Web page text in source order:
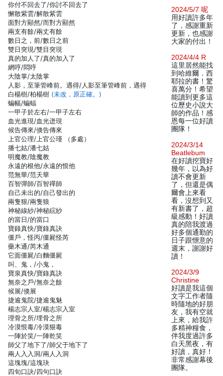
你付不回去了/你討不回去了
懈散紫雲/解散紫雲
面對方顯然/而對方顯然
兩支有餘/兩丈有餘
數日之，前/數日之前
雙日突現/雙目突現
真的加人了/真的加入了
網哼/悶哼
大陰掌/太陰掌
人影，至筆管峰前。遇得/人影至筆管峰前，遇得
白楊樹/柏楊樹 (未改，原正確。)
蝙幅/蝙蝠
一甲子於左右/一甲子左右
血光進現/血光迸現
候告傳來/倏告傳來
上官公理/上官公瑾 （多處）
播七姑/潘七姑
明魔教/陰魔教
永遠的根他/永遠的恨他
范無華/范天華
百智彈師/百智禪師
自己未出的/自己發出的
兩隻狠/兩隻狼
神秘線紗/神秘綄紗
的當日/的當口
寶錄真快/寶錄真訣
僵戶，怪丙/僵屍怪芮
藥木通/芮木通
它面僵屍/白麵僵屍
叫、鬼，/小鬼，
寶泉真快/寶錄真訣
無奈之戶/無奈之餘
候展/倏展
捷逾鬼院/捷逾鬼魅
楊志宗人室/楊志宗入室
理骨之所/埋骨之所
冷漠恨毒/冷漠狠毒
一陣於笑/一陣乾笑
師父了地下了/師父于地下了
兩人入入洞/兩人入洞
這塊塊/這塊玦
四旬口訣/四句口訣
2024/5/7 呢
用好讀許多年
了，感謝重新
更新，也感謝
大家的付出！
2024/4/4 R
這里居然能找
到哈維爾．西
耶拉的書！驚
喜萬分！希望
能讀到更多這
位歷史小說大
師的作品！感
恩每一位好讀
團隊！
2024/3/14
Beatlebum
在好讀挖寶好
幾年，以為好
讀不會更新
了，但還是偶
爾會上來看
看，沒想到又
有新書了，超
級感動！好讀
真的陪我渡過
好多個通勤的
日子跟愜意的
週末，謝謝好
讀！
2024/3/9
Christine
好讀是我這個
文字工作者隨
時隨地的好朋
友，我有空就
上來，給我許
多精神糧食，
伴我度過許多
白天黑夜，有
好讀，真好！
非常感謝幕後
團隊。